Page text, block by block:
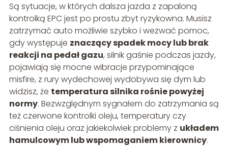
Są sytuacje, w których dalsza jazda z zapaloną
kontrolką EPC jest po prostu zbyt ryzykowna. Musisz
zatrzymać auto możliwie szybko i wezwać pomoc,
gdy występuje znaczący spadek mocy lub brak
reakcji na pedał gazu, silnik gaśnie podczas jazdy,
pojawiają się mocne wibracje przypominające
misfire, z rury wydechowej wydobywa się dym lub
widzisz, że temperatura silnika rośnie powyżej
normy. Bezwzględnym sygnałem do zatrzymania są
też czerwone kontrolki oleju, temperatury czy
ciśnienia oleju oraz jakiekolwiek problemy z układem
hamulcowym lub wspomaganiem kierownicy.